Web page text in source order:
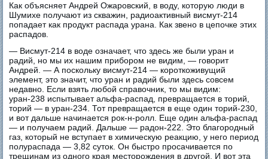
Как объясняет Андрей Ожаровский, в воду, которую люди в
Шумихе получают из скважин, радиоактивный висмут-214
попадает как продукт распада урана. Как звено в цепочке этих
распадов.
— Висмут-214 в воде означает, что здесь же были уран и
радий, но мы их нашим прибором не видим, — говорит
Андрей. — А поскольку висмут-214 — короткоживущий
элемент, это значит, что уран и радий были здесь совсем
недавно. Если взять любой справочник, то мы видим:
уран-238 испытывает альфа-распад, превращается в торий,
торий — в уран-234. Тот превращается в еще один торий-230,
и вот дальше начинается рок-н-ролл. Еще один альфа-распад
— и получаем радий. Дальше — радон-222. Это благородный
газ, который не вступает в химическую реакцию, у него период
полураспада — 3,82 суток. Он быстро просачивается по
трещинам из одного края месторождения в другой. И вот эта